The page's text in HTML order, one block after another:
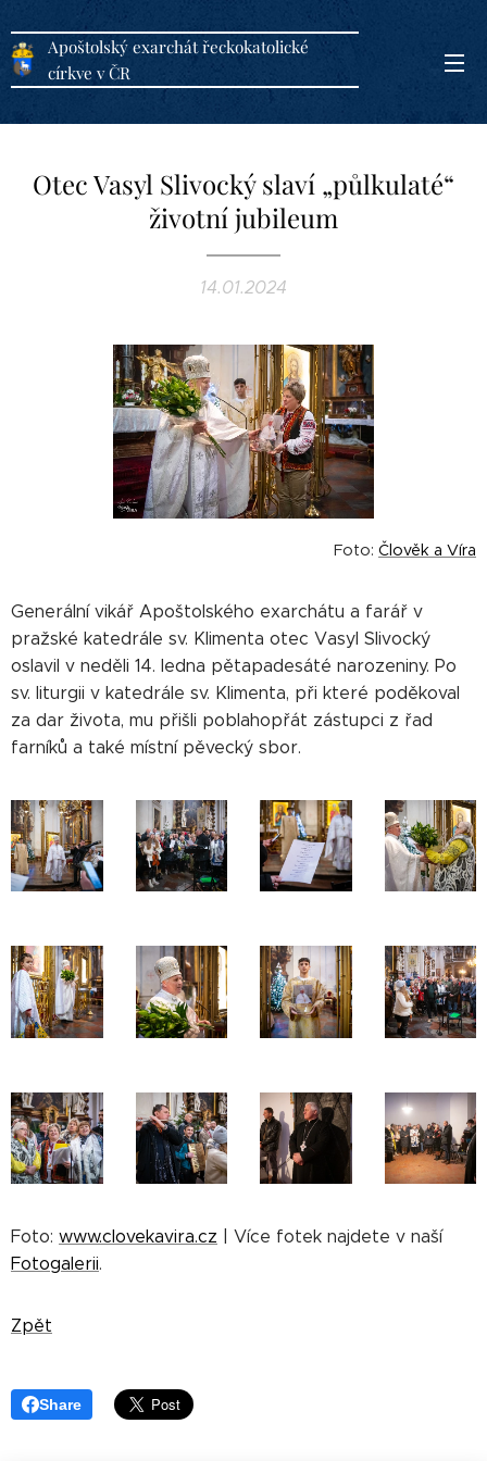
Apoštolský exarchát řeckokatolické
církve v ČR
Otec Vasyl Slivocký slaví „půlkulaté“
životní jubileum
14.01.2024
Foto: Člověk a Víra
Generální vikář Apoštolského exarchátu a farář v
pražské katedrále sv. Klimenta otec Vasyl Slivocký
oslavil v neděli 14. ledna pětapadesáté narozeniny. Po
sv. liturgii v katedrále sv. Klimenta, při které poděkoval
za dar života, mu přišli poblahopřát zástupci z řad
farníků a také místní pěvecký sbor.
Foto: www.clovekavira.cz | Více fotek najdete v naší
Fotogalerii.
Zpět
Share